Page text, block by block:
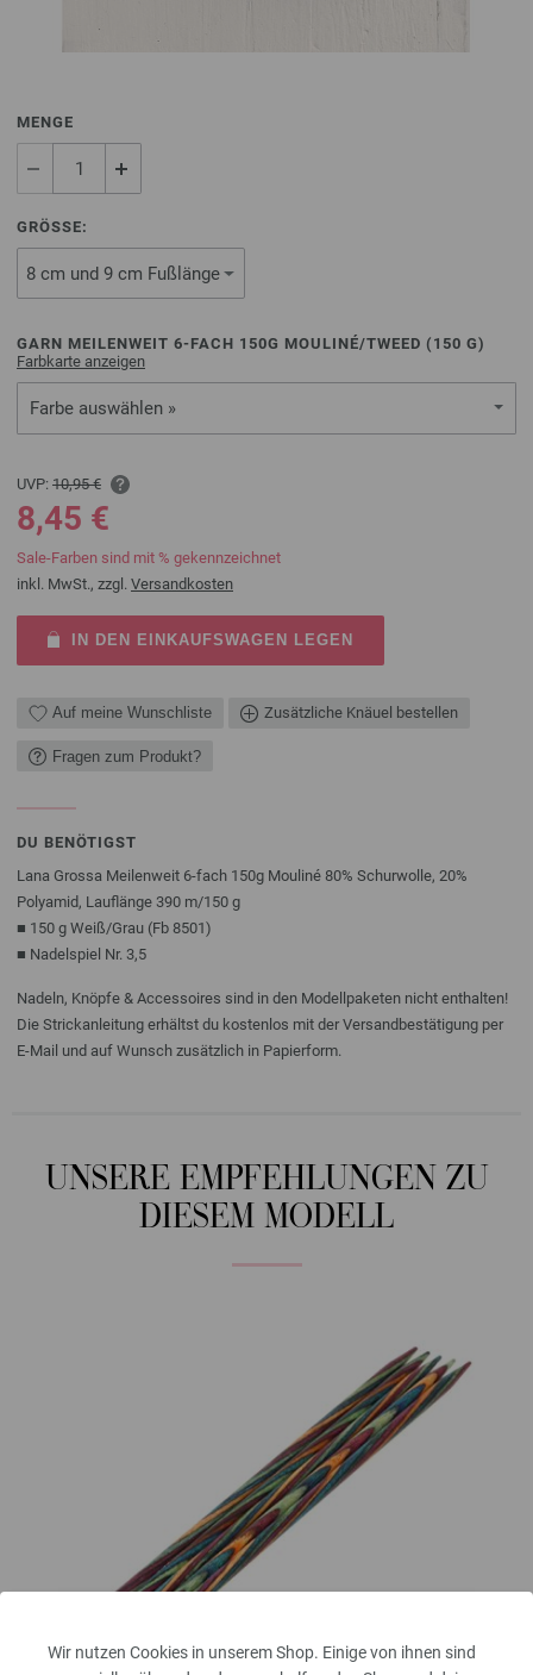
Wir nutzen Cookies in unserem Shop. Einige von ihnen sind
MENGE
GRÖSSE:
GARN MEILENWEIT 6-FACH 150G MOULINÉ/TWEED ( 150 G)
Farbkarte anzeigen
Farbe auswählen »
UVP: 10,95 €
8,45 €
Sale-Farben sind mit % gekennzeichnet
inkl. MwSt., zzgl. Versandkosten
IN DEN EINKAUFSWAGEN LEGEN
Auf meine Wunschliste Zusätzliche Knäuel bestellen
Fragen zum Produkt?
DU BENÖTIGST
Lana Grossa Meilenweit 6-fach 150g Mouliné 80% Schurwolle, 20%
Polyamid, Lauflänge 390 m/150 g
■ 150 g Weiß/Grau (Fb 8501)
■ Nadelspiel Nr. 3,5
Nadeln, Knöpfe & Accessoires sind in den Modellpaketen nicht enthalten!
Die Strickanleitung erhältst du kostenlos mit der Versandbestätigung per
E-Mail und auf Wunsch zusätzlich in Papierform.
UNSERE EMPFEHLUNGEN ZU
DIESEM MODELL